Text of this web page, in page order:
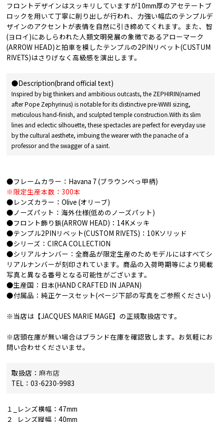
フロントデザインはスッキリしていますが10mm厚のアセテートブ
ロックを用いて丁寧に削り出しが行われ、力強い幅広のテンプルデ
ザインのアクセントが表情を自然に引き締めてくれます。また、智
(ヨロイ)にあしらわれた人類文明発展の象徴であるアローマーク
(ARROW HEAD)と拍車を模したテンプルの2PINリベット(CUSTUM
RIVETS)はさりげなく高級感を演出します。
●Description(brand official text)
Inspired by big thinkers and ambitious outcasts, the ZEPHIRIN(named
after Pope Zephyrinus) is notable for its distinctive pre-WWII sizing,
meticulous hand-finish, and sculpted temple construction.With its slim
lines and eclectic silhouette, these spectacles are perfect for everyday use
by the cultural aesthete, imbuing the wearer with the panache of a
professor and the swagger of a saint.
●フレームカラー：Havana 7 (ブラウンべっ甲柄)
※限定生産本数：300本
●レンズカラー：Olive (オリーブ)
●ノーズパット：海外仕様(低めのノーズパット)
●フロント飾り鋲(ARROW HEAD)：14Kメッキ
●テンプル2PINリベット(CUSTOM RIVETS)：10Kソリッド
●シリーズ：CIRCA COLLECTION
●シリアルナンバー：全商品が限定生産のためモデルにはすべてシ
リアルナンバーが刻印されています。商品の入荷時期等により掲載
写真と異なる番号となる可能性がございます。
●生産国：日本(HAND CRAFTED IN JAPAN)
●付属品：純正ケースセット(ページ下部の写真をご参照ください)
※当店は【JACQUES MARIE MAGE】の正規取扱店です。
※店頭在庫が無い場合はブランド在庫を確認致します。お気軽にお
問い合わせくださいませ。
取扱店：麻布店
TEL：03-6230-9983
１_レンズ横幅：47mm
２_レンズ縦幅：40mm